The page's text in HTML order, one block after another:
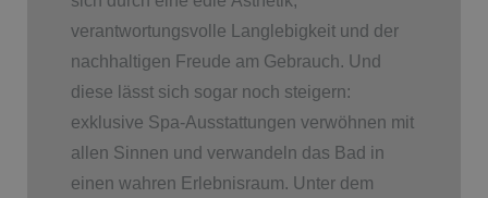
verantwortungsvolle Langlebigkeit und der
nachhaltigen Freude am Gebrauch. Und
diese lässt sich sogar noch steigern:
exklusive Spa-Ausstattungen verwöhnen mit
allen Sinnen und verwandeln das Bad in
einen wahren Erlebnisraum. Unter dem